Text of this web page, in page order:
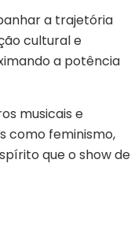
a trajetória
cultural e
a potência
musicais e
como feminismo,
que o show de